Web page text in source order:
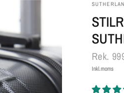
Rek.
Inkl.moms